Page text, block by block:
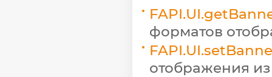
форматов
отображения